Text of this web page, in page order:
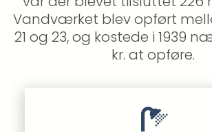
Vandværket blev opført
21 og 23, og kostede i 1939
kr. at opføre.